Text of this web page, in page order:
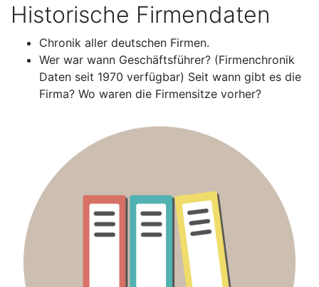
Historische Firmendaten
Chronik aller deutschen Firmen.
Wer war wann Geschäftsführer? (Firmenchronik
Daten seit 1970 verfügbar) Seit wann gibt es die
Firma? Wo waren die Firmensitze vorher?